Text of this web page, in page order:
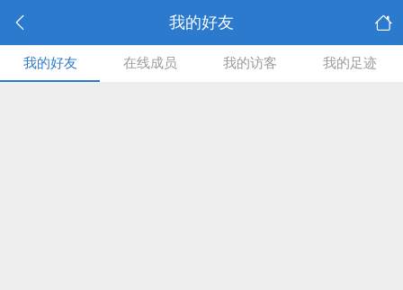
我的好友
我的好友 在线成员 我的访客 我的足迹